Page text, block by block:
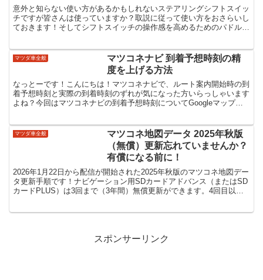
着
意外と知らない使い方があるかもしれないステアリングシフトスイッ
チですが皆さんは使っていますか？取説に従って使い方をおさらいし
ておきます！そしてシフトスイッチの操作感を高めるためのパドルエ
マツダ車全般
マツコネナビ 到着予想時刻の精
度を上げる方法
なっとーです！こんにちは！マツコネナビで、ルート案内開始時の到
着予想時刻と実際の到着時刻のずれが気になった方いらっしゃいます
よね？今回はマツコネナビの到着予想時刻についてGoogleマップと
マツダ車全般
マツコネ地図データ 2025年秋版
（無償）更新忘れていませんか？
有償になる前に！
2026年1月22日から配信が開始された2025年秋版のマツコネ地図デー
タ更新手順です！ナビゲーション用SDカードアドバンス（またはSD
カードPLUS）は3回まで（3年間）無償更新ができます。4回目以降
スポンサーリンク